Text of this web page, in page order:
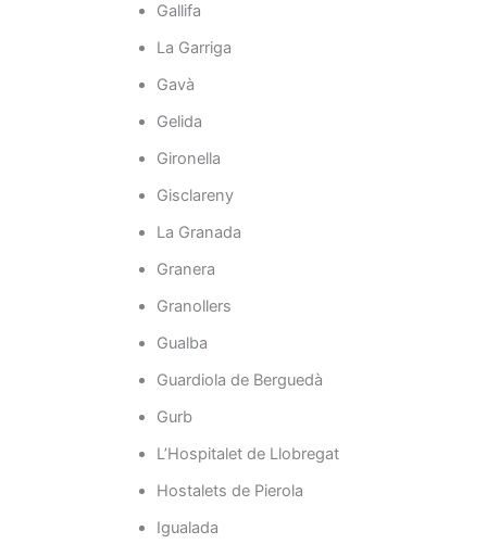
Gallifa
La Garriga
Gavà
Gelida
Gironella
Gisclareny
La Granada
Granera
Granollers
Gualba
Guardiola de Berguedà
Gurb
L’Hospitalet de Llobregat
Hostalets de Pierola
Igualada